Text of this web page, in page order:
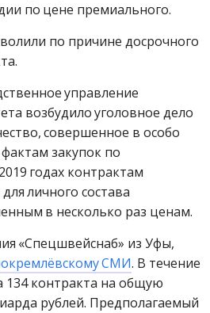
по цене премиального.
по причине досрочного
управление
возбудило уголовное дело
совершенное в особо
закупок по
годах контрактам
личного состава
в несколько раз ценам.
«Спецшвейснаб» из Уфы,
СМИ. В течение
134 контракта на общую
рублей. Предполагаемый